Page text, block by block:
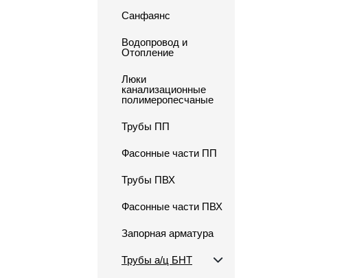
Санфаянс
Водопровод и
Отопление
Люки
канализационные
полимеропесчаные
Трубы ПП
Фасонные части ПП
Трубы ПВХ
Фасонные части ПВХ
Запорная арматура
Трубы а/ц БНТ